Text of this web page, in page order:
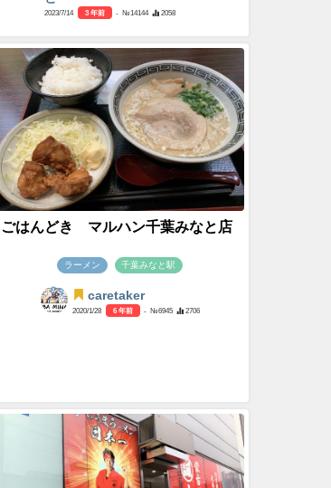
2023/7/14 3 年前 - №14144 2058
ごはんどき マルハン千葉みなと店
ラーメン 千葉みなと駅
caretaker
2020/1/28 6 年前 - №6945 2706